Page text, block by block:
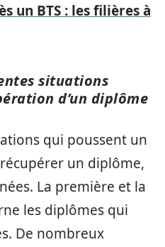
un BTS : les filières à
situations
d’un diplôme
qui poussent un
un diplôme,
La première et la
les diplômes qui
De nombreux